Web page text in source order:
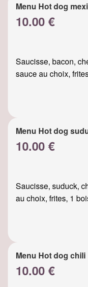
Menu Hot dog
10.00 €
Saucisse, bacon,
sauce au choix,
Menu Hot dog
10.00 €
Saucisse, suduck,
au choix, frites, 1
Menu Hot dog chili
10.00 €